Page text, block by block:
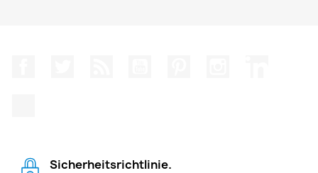
Sicherheitsrichtlinie.